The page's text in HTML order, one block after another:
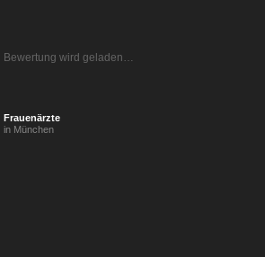
Bewertung wird geladen…
Frauenärzte
in München